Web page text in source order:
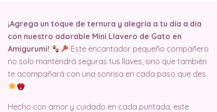
¡Agrega un toque de ternura y alegría a tu día a día
con nuestro adorable Mini Llavero de Gato en
Amigurumi!
Este encantador pequeño compañero
no solo mantendrá seguras tus llaves, sino que también
te acompañará con una sonrisa en cada paso que des.
Hecho con amor y cuidado en cada puntada, este